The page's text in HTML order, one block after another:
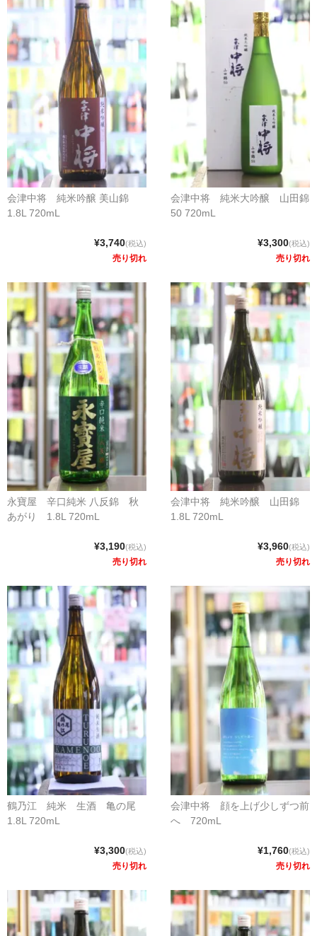
会津中将 純米吟醸 美山錦
1.8L 720mL
¥3,740(税込)
売り切れ
会津中将 純米大吟醸 山田錦
50 720mL
¥3,300(税込)
売り切れ
永寶屋 辛口純米 八反錦 秋
あがり 1.8L 720mL
¥3,190(税込)
売り切れ
会津中将 純米吟醸 山田錦
1.8L 720mL
¥3,960(税込)
売り切れ
鶴乃江 純米 生酒 亀の尾
1.8L 720mL
¥3,300(税込)
売り切れ
会津中将 顔を上げ少しずつ前
へ 720mL
¥1,760(税込)
売り切れ